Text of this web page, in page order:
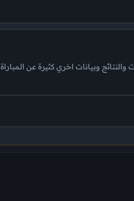
وبيانات اخري كثيرة عن المباراة